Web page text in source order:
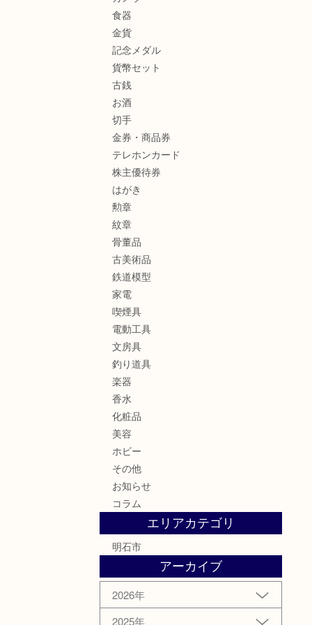
食器
金貨
記念メダル
貨幣セット
古銭
お酒
切手
金券・商品券
テレホンカード
株主優待券
はがき
勲章
紋章
骨董品
古美術品
鉄道模型
家電
喫煙具
電動工具
文房具
釣り道具
楽器
香水
化粧品
美容
ホビー
その他
お知らせ
コラム
エリアカテゴリ
明石市
アーカイブ
2026年
2025年